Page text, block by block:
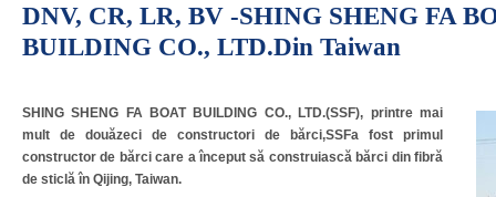
DNV, CR, LR, BV -SHING SHENG FA
BUILDING CO., LTD.din Taiwan
SHING SHENG FA BOAT BUILDING CO., LTD.(SSF), printre mai
mult de douăzeci de constructori de bărci,SSFa fost primul
constructor de bărci care a început să construiască bărci din fibră
de sticlă în Qijing, Taiwan.